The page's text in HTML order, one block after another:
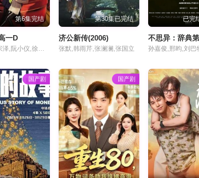
第6集完结
一D
第30集已完结
济公新传(2006)
张默,韩雨芹,张澜澜,张国立
已完
不思异：辞典
孙嘉俊,邢昀,刘巴
国产剧 国产剧